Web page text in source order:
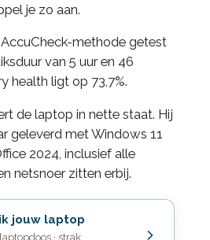
je zo aan.
methode getest
van 5 uur en 46
health ligt op 73,7%.
de laptop in nette staat. Hij
geleverd met Windows 11
2024, inclusief alle
netsnoer zitten erbij.
jouw laptop
· strak